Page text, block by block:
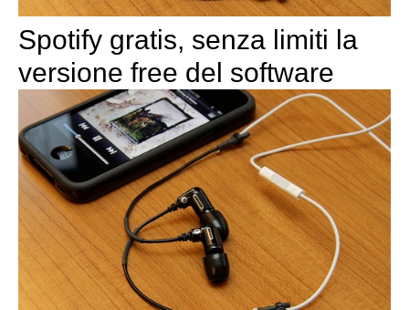
Spotify gratis, senza limiti la
versione free del software